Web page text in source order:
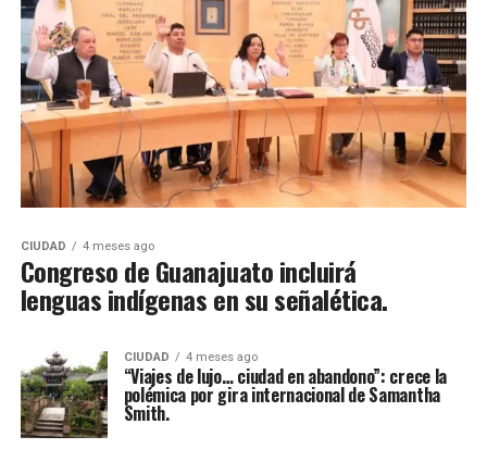
CIUDAD 4 meses ago
Congreso de Guanajuato incluirá
lenguas indígenas en su señalética.
CIUDAD 4 meses ago
“Viajes de lujo… ciudad en abandono”: crece la
polémica por gira internacional de Samantha
Smith.